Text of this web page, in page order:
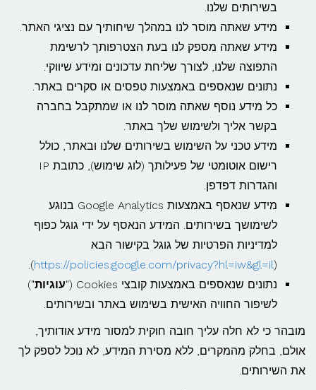
בשירותים שלנו.
מידע שאתה מוסר לנו במהלך שיחותיך עם נציגי האתר.
מידע שאתה מספק לנו בעת הצטרפותך לרשימת
התפוצה שלנו, לצורך שליחת עדכונים ומידע שיווקי.
נתונים שנאספים באמצעות טפסים או סקרים באתר.
כל מידע נוסף שאתה מוסר לנו או שמתקבל בחברה
בקשר אליך ולשימוש שלך באתר.
מידע טכני על השימוש בשירותים שלנו ובאתר, כולל
רישום אוטומטי של פעילותך (לוג שימוש), כתובת IP
והגדרות דפדפן.
מידע שנאסף באמצעות Google Analytics בנוגע
לשימושך בשירותים. המידע הנאסף על ידי גוגל כפוף
למדיניות הפרטיות של גוגל בקישור הבא
(
https://policies.google.com/privacy?hl=iw&gl=il
).
נתונים שנאספים באמצעות קובצי Cookies ("
עוגיות")
לשיפור החוויה האישית בשימוש באתר ובשירותים.
מובהר כי לא חלה עליך חובה חוקית למסור מידע אודותיך,
אולם, בחלק מהמקרים, ללא מסירת המידע, לא נוכל לספק לך
את השירותים.